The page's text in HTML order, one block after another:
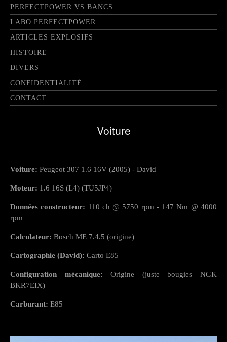
PERFECTPOWER VS BANCS
LABO PERFECTPOWER
ARTICLES EXPLOSIFS
HISTOIRE
DIVERS
CONFIDENTIALITÉ
CONTACT
Voiture
Voiture: Peugeot 307 1.6 16V (2005) - David
Moteur: 1.6 16S (L4) (TU5JP4)
Données constructeur: 110 ch @ 5750 rpm - 147 Nm @ 4000
rpm
Calculateur: Bosch ME 7.4.5 (origine)
Cartographie (David): Carto E85
Configuration mécanique: Origine (juste bougies NGK
BKR7EIX)
Carburant: E85